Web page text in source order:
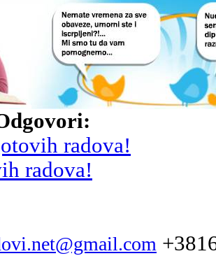
radova!
radova!